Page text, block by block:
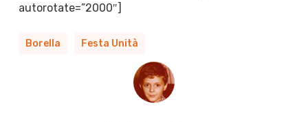
autorotate=”2000″]
Borella Festa Unità